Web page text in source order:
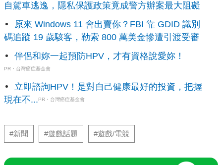
自駕車逃逸，隱私保護政策竟成警方辦案最大阻礙
原來 Windows 11 會出賣你？FBI 靠 GDID 識別
碼追蹤 19 歲駭客，勒索 800 萬美金慘遭引渡受審
伴侶和妳一起預防HPV，才有資格說愛妳！
PR・台灣癌症基金會
立即諮詢HPV！是對自己健康最好的投資，把握
現在不...PR・台灣癌症基金會
#新聞 #遊戲話題 #遊戲/電競